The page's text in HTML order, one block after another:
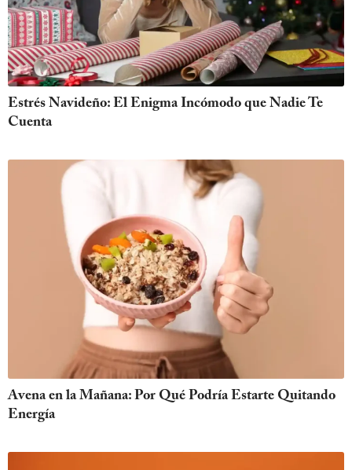
Estrés Navideño: El Enigma Incómodo que Nadie Te
Cuenta
Avena en la Mañana: Por Qué Podría Estarte Quitando
Energía